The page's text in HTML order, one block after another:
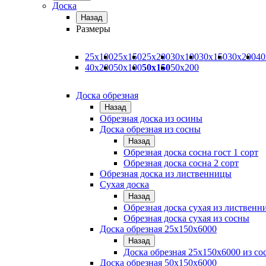
Доска
Назад
Размеры
25х10025х15025х20030х10030х15030х200
40х20050х10050х15050х200
Доска обрезная
Назад
Обрезная доска из осины
Доска обрезная из сосны
Назад
Обрезная доска сосна гост 1 сорт
Обрезная доска сосна 2 сорт
Обрезная доска из лиственницы
Сухая доска
Назад
Обрезная доска сухая из
Обрезная доска сухая из сосны
Доска обрезная 25х150х6000
Назад
Доска обрезная 25x150x6000 из
Доска обрезная 50х150х6000